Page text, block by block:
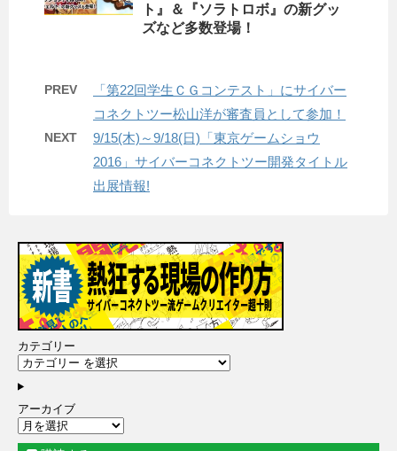
ト』＆『ソラトロボ』の新グッ
ズなど多数登場！
PREV
「第22回学生ＣＧコンテスト」にサイバー
コネクトツー松山洋が審査員として参加！
NEXT
9/15(木)～9/18(日)「東京ゲームショウ
2016」サイバーコネクトツー開発タイトル
出展情報!
カテゴリー
アーカイブ